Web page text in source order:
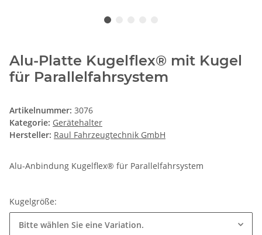
Alu-Platte Kugelflex® mit Kugel
für Parallelfahrsystem
Artikelnummer: 3076
Kategorie: Gerätehalter
Hersteller: Raul Fahrzeugtechnik GmbH
Alu-Anbindung Kugelflex® für Parallelfahrsystem
Kugelgröße:
Bitte wählen Sie eine Variation.